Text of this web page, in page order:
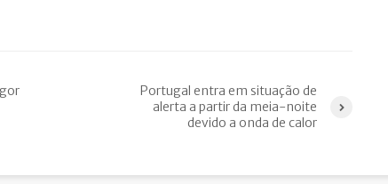
Portugal entra em situação de
alerta a partir da meia-noite
devido a onda de calor